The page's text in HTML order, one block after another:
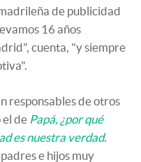
de publicidad
16 años
cuenta, "y siempre
responsables de otros
el de Papá, ¿por qué
es nuestra verdad.
e hijos muy